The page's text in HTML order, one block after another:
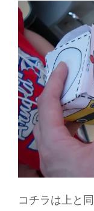
コチラは上と